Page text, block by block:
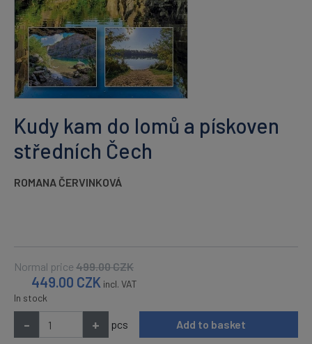
Kudy kam do lomů a pískoven
středních Čech
ROMANA ČERVINKOVÁ
Normal price 499.00CZK
449.00 CZK incl. VAT
In stock
- + pcs Add to basket